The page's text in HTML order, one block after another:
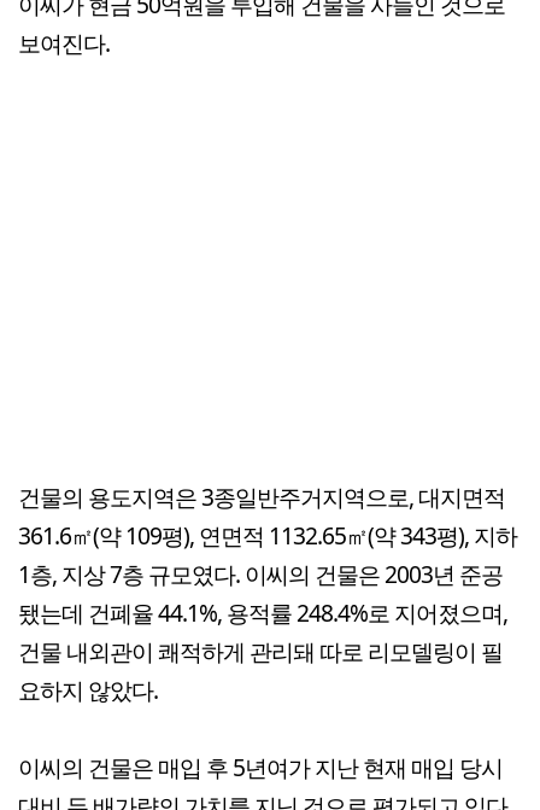
보여진다.
건물의 용도지역은 3종일반주거지역으로, 대지면적
361.6㎡(약 109평), 연면적 1132.65㎡(약 343평), 지하
1층, 지상 7층 규모였다. 이씨의 건물은 2003년 준공
됐는데 건폐율 44.1%, 용적률 248.4%로 지어졌으며,
건물 내외관이 쾌적하게 관리돼 따로 리모델링이 필
요하지 않았다.
이씨의 건물은 매입 후 5년여가 지난 현재 매입 당시